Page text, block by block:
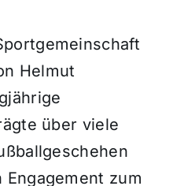
Helmut
über viele
zum